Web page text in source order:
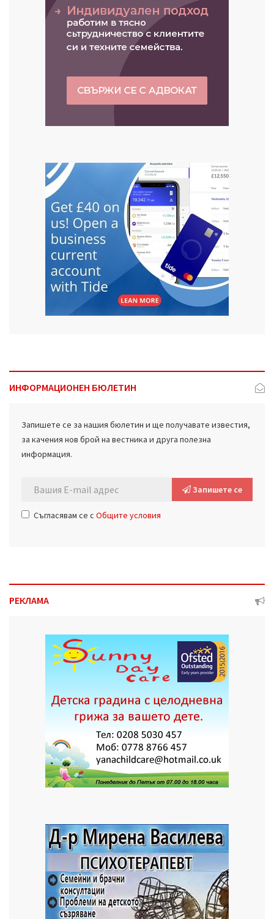
ИНФОРМАЦИОНЕН БЮЛЕТИН
Запишете се за нашия бюлетин и ще получавате известия,
за качения нов брой на вестника и друга полезна
информация.
Запишете се
Съгласявам се с Общите условия
РЕКЛАМА